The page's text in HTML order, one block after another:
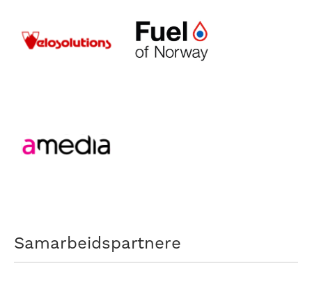
Samarbeidspartnere